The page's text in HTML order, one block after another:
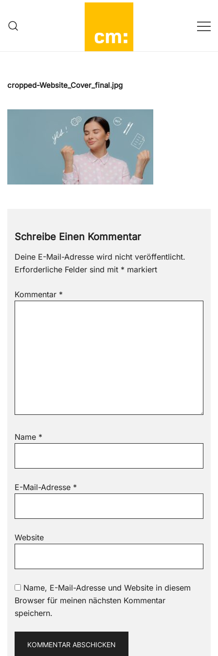
Inhalt
springen
cropped-Website_Cover_final.jpg
Schreibe Einen Kommentar
Deine E-Mail-Adresse wird nicht veröffentlicht.
Erforderliche Felder sind mit * markiert
Kommentar *
Name *
E-Mail-Adresse *
Website
Name, E-Mail-Adresse und Website in diesem
Browser für meinen nächsten Kommentar
speichern.